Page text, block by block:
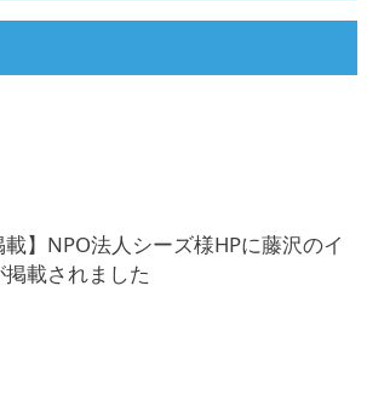
載】NPO法人シーズ様HPに藤沢のイ
載されました